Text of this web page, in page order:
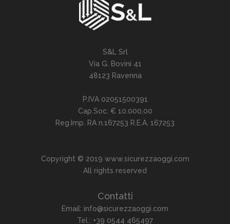
S&L Srl
Via G. Bovini 41
48123 Ravenna
P.IVA 02051500391
Cap.Soc. € 10.000,00
Reg.Imp. RA n.167253 R.E.A. 167253
Copyright © 2019 www.sicurezzaoggi.com
All rights reserved
Contatti
Email: info@sicurezzaoggi.com
Tel.: +39 0544 465497